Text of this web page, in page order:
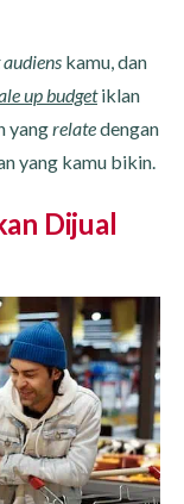
kamu, dan
up budget iklan
yangrelatedengan
yang kamu bikin.
Dijual